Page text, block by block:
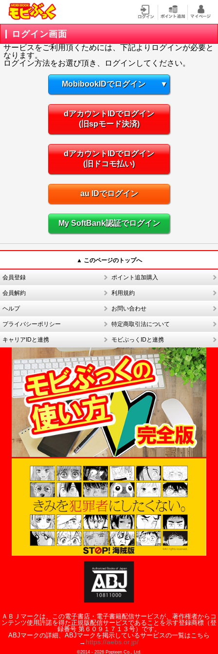
ログイン画面
サービスをご利用頂くためには、下記よりログインが必要と
なります。
ログイン方法をお選び頂き、ログインしてください。
MobibookIDでログイン ▼
dアカウントIDでログイン
(旧spモード決済)
dアカウントIDでログイン
(旧ドコモ払い)
au IDでログイン
My SoftBank認証でログイン
▲ このページのトップへ
会員登録 ポイント追加購入
会員解約 利用規約
ヘルプ お問い合わせ
プライバシーポリシー 特定商取引法について
キャリアIDと連携 モビぶっくIDと連携
ＡＢＪマークは、この電子書店・電子書籍配信サービスが、著作権者からコ
ンテンツ使用許諾を得た正規版配信サービスであることを示す登録商標（登
録番号 第６０９１７１３号）です。
ABJマークの詳細、ABJマークを掲示しているサービスの一覧はこちら
→ https://aebs.or.jp/
©2014 - 2026Popteen Co., Ltd.